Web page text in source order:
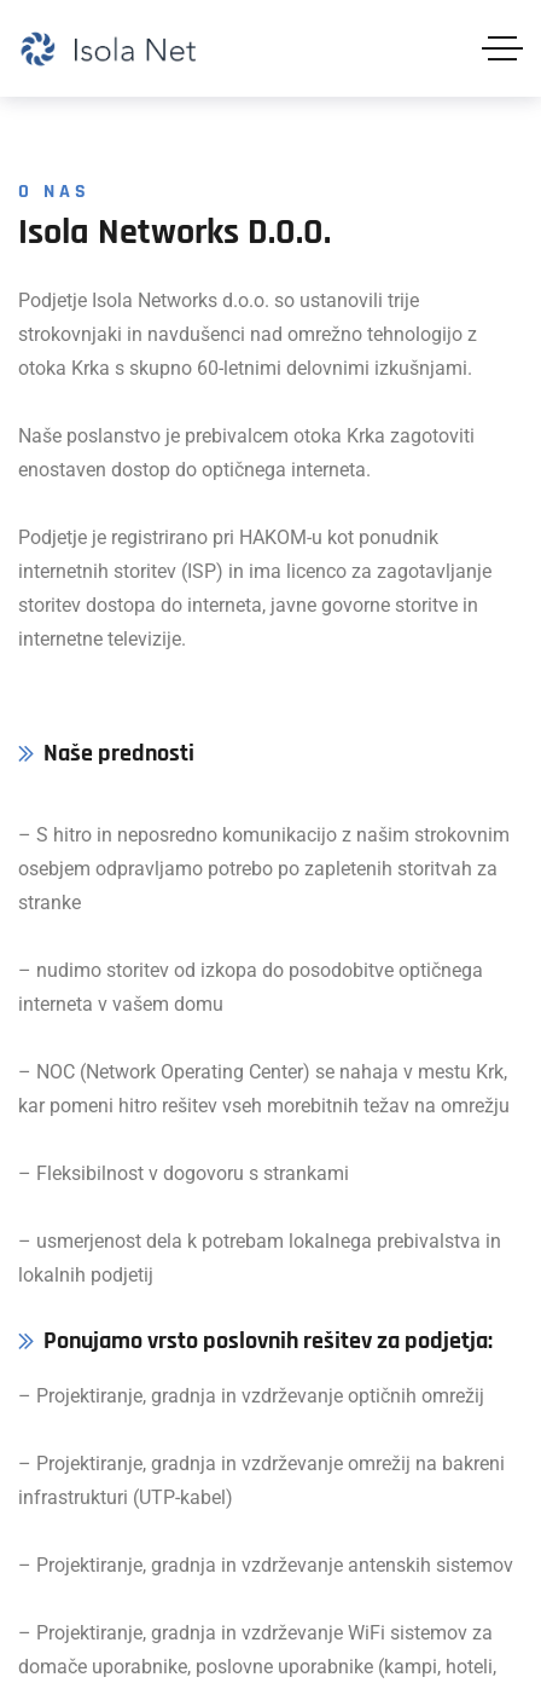
O NAS
Isola Networks D.o.o.
Podjetje Isola Networks d.o.o. so ustanovili trije
strokovnjaki in navdušenci nad omrežno tehnologijo z
otoka Krka s skupno 60-letnimi delovnimi izkušnjami.
Naše poslanstvo je prebivalcem otoka Krka zagotoviti
enostaven dostop do optičnega interneta.
Podjetje je registrirano pri HAKOM-u kot ponudnik
internetnih storitev (ISP) in ima licenco za zagotavljanje
storitev dostopa do interneta, javne govorne storitve in
internetne televizije.
Naše prednosti
– S hitro in neposredno komunikacijo z našim strokovnim
osebjem odpravljamo potrebo po zapletenih storitvah za
stranke
– nudimo storitev od izkopa do posodobitve optičnega
interneta v vašem domu
– NOC (Network Operating Center) se nahaja v mestu Krk,
kar pomeni hitro rešitev vseh morebitnih težav na omrežju
– Fleksibilnost v dogovoru s strankami
– usmerjenost dela k potrebam lokalnega prebivalstva in
lokalnih podjetij
Ponujamo vrsto poslovnih rešitev za podjetja:
– Projektiranje, gradnja in vzdrževanje optičnih omrežij
– Projektiranje, gradnja in vzdrževanje omrežij na bakreni
infrastrukturi (UTP-kabel)
– Projektiranje, gradnja in vzdrževanje antenskih sistemov
– Projektiranje, gradnja in vzdrževanje WiFi sistemov za
domače uporabnike, poslovne uporabnike (kampi, hoteli,